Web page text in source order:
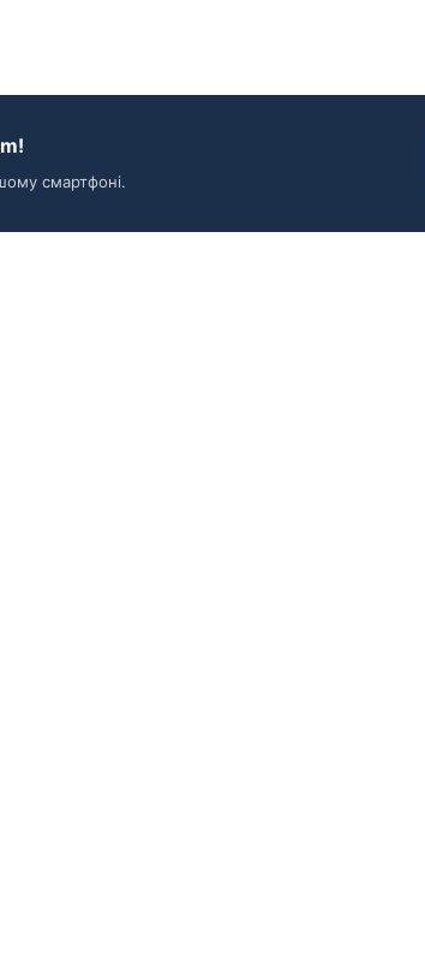
смартфоні.